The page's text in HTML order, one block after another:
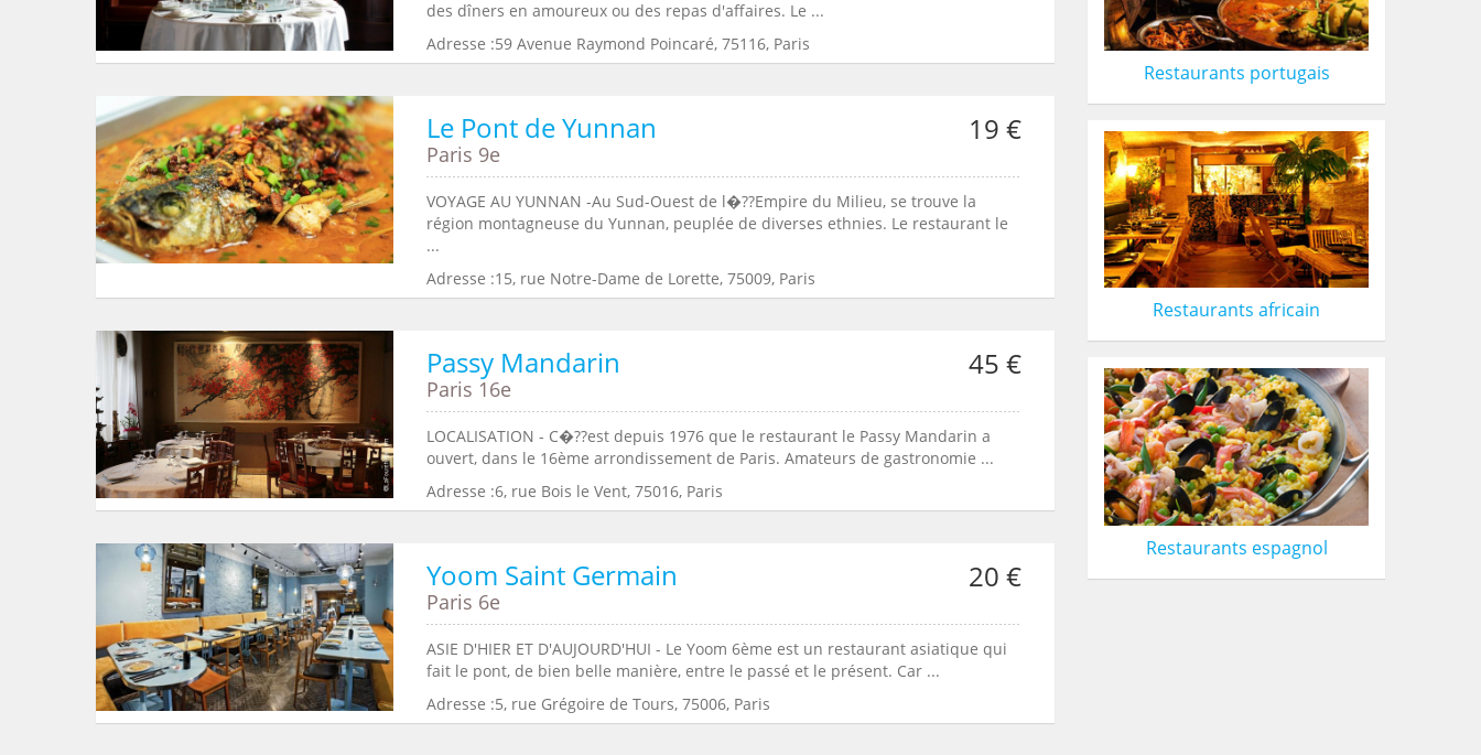
des dîners en amoureux ou des repas d'affaires. Le ...
Adresse :59 Avenue Raymond Poincaré, 75116, Paris
Le Pont de Yunnan 19 €
Paris 9e
VOYAGE AU YUNNAN -Au Sud-Ouest de l�??Empire du Milieu, se trouve la
région montagneuse du Yunnan, peuplée de diverses ethnies. Le restaurant le
...
Adresse :15, rue Notre-Dame de Lorette, 75009, Paris
Passy Mandarin 45 €
Paris 16e
LOCALISATION - C�??est depuis 1976 que le restaurant le Passy Mandarin a
ouvert, dans le 16ème arrondissement de Paris. Amateurs de gastronomie ...
Adresse :6, rue Bois le Vent, 75016, Paris
Yoom Saint Germain 20 €
Paris 6e
ASIE D'HIER ET D'AUJOURD'HUI - Le Yoom 6ème est un restaurant asiatique qui
fait le pont, de bien belle manière, entre le passé et le présent. Car ...
Adresse :5, rue Grégoire de Tours, 75006, Paris
Restaurants portugais
Restaurants africain
Restaurants espagnol